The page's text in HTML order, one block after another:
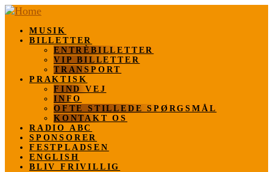
MUSIK
BILLETTER
ENTRÈBILLETTER
VIP BILLETTER
TRANSPORT
PRAKTISK
FIND VEJ
INFO
OFTE STILLEDE SPØRGSMÅL
KONTAKT OS
RADIO ABC
SPONSORER
FESTPLADSEN
ENGLISH
BLIV FRIVILLIG